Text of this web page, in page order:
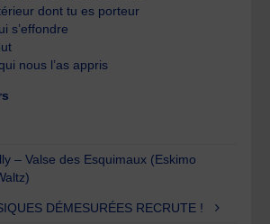
dont tu es porteur
s’effondre
nous l’as appris
– Valse des Esquimaux (Eskimo
DÉMESURÉES RECRUTE !